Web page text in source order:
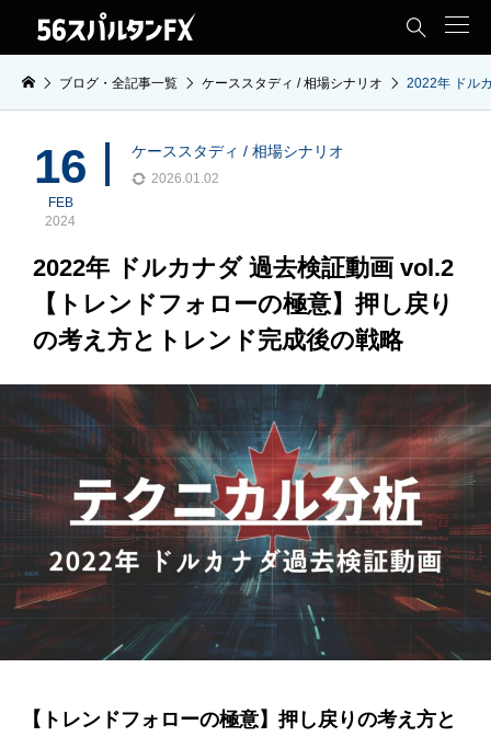

ブログ・全記事一覧 ケーススタディ / 相場シナリオ 2022年 ドル
16
FEB
2024
ケーススタディ / 相場シナリオ
2026.01.02
2022年 ドルカナダ 過去検証動画 vol.2
【トレンドフォローの極意】押し戻り
の考え方とトレンド完成後の戦略
【トレンドフォローの極意】押し戻りの考え方と